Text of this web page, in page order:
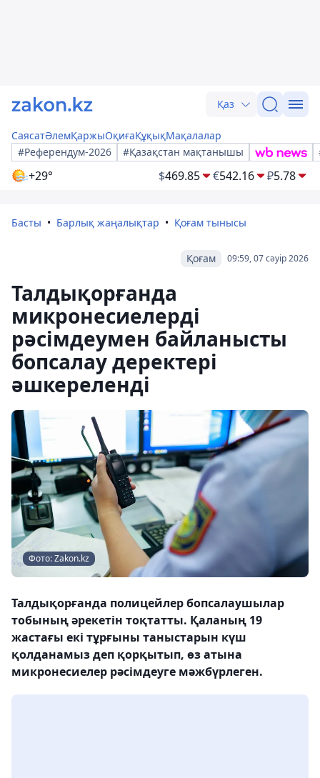
Қаз
СаясатӘлемҚаржыОқиғаҚұқықМақалалар
#Референдум-2026
#Қазақстан мақтанышы
+29° $469.85 €542.16 ₽5.78
Басты Барлық жаңалықтар Қоғам тынысы
09:59, 07 сәуір 2026
Қоғам
Талдықорғанда
микронесиелерді
рәсімдеумен байланысты
бопсалау деректері
әшкереленді
Фото: Zakon.kz
Талдықорғанда полицейлер бопсалаушылар
тобының әрекетін тоқтатты. Қаланың 19
жастағы екі тұрғыны таныстарын күш
қолданамыз деп қорқытып, өз атына
микронесиелер рәсімдеуге мәжбүрлеген.